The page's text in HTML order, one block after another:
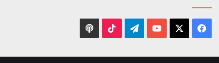
فيسبوك يوتيوب تيلقرام ‫TikTok